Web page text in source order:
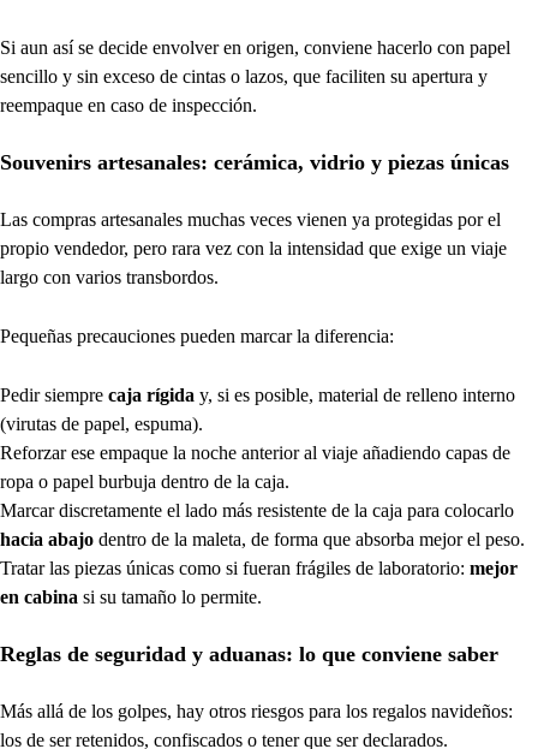
Si aun así se decide envolver en origen, conviene hacerlo con papel
sencillo y sin exceso de cintas o lazos, que faciliten su apertura y
reempaque en caso de inspección.
Souvenirs artesanales: cerámica, vidrio y piezas únicas
Las compras artesanales muchas veces vienen ya protegidas por el
propio vendedor, pero rara vez con la intensidad que exige un viaje
largo con varios transbordos.
Pequeñas precauciones pueden marcar la diferencia:
Pedir siempre caja rígida y, si es posible, material de relleno interno
(virutas de papel, espuma).
Reforzar ese empaque la noche anterior al viaje añadiendo capas de
ropa o papel burbuja dentro de la caja.
Marcar discretamente el lado más resistente de la caja para colocarlo
hacia abajo dentro de la maleta, de forma que absorba mejor el peso.
Tratar las piezas únicas como si fueran frágiles de laboratorio: mejor
en cabina si su tamaño lo permite.
Reglas de seguridad y aduanas: lo que conviene saber
Más allá de los golpes, hay otros riesgos para los regalos navideños:
los de ser retenidos, confiscados o tener que ser declarados.